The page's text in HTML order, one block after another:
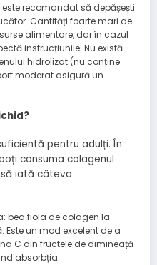
este recomandat să depășești
Cantități foarte mari de
alimentare, dar în cazul
instrucțiunile. Nu există
hidrolizat (nu conține
moderat asigură un
pentru adulți. În
consuma colagenul
iată câteva
bea fiola de colagen la
un mod excelent de a
C din fructele de dimineață
absorbția.